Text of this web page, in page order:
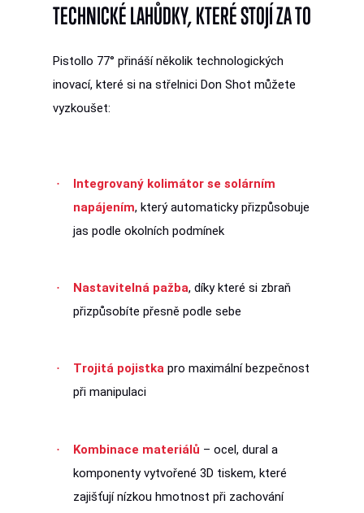
TECHNICKÉ LAHŮDKY, KTERÉ STOJÍ ZA TO
Pistollo 77° přináší několik technologických
inovací, které si na střelnici Don Shot můžete
vyzkoušet:
Integrovaný kolimátor se solárním
napájením, který automaticky přizpůsobuje
jas podle okolních podmínek
Nastavitelná pažba, díky které si zbraň
přizpůsobíte přesně podle sebe
Trojitá pojistkapro maximální bezpečnost
při manipulaci
Kombinace materiálů – ocel, dural a
komponenty vytvořené 3D tiskem, které
zajišťují nízkou hmotnost při zachování